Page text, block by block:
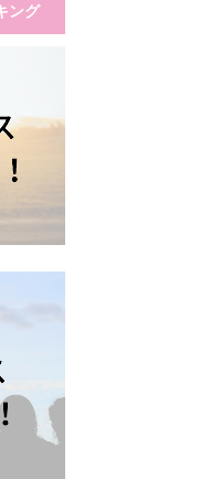
ング